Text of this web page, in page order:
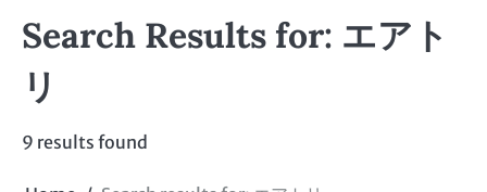
Search Results for: エアト
リ
9 results found